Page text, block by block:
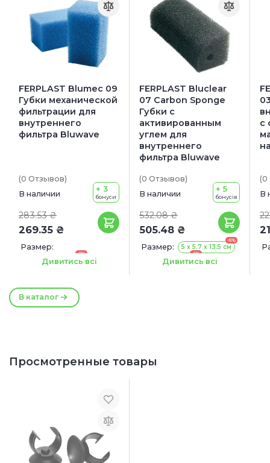
В каталог
FERPLAST Blumec 09
Губки механической
фильтрации для
внутреннего
фильтра Bluwave
(0 Отзывов)
В наличии
283.53 ₴
269.35 ₴
+ 3
бонуси
Размер:
-5%
4.3 x 5.3 x 19.7 см
-5%
Дивитись всі
FERPLAST Bluclear
07 Carbon Sponge
Губки с
активированным
углем для
внутреннего
фильтра Bluwave
(0 Отзывов)
В наличии
532.08 ₴
505.48 ₴
+ 5
бонусів
Размер:
-5%
5 x 5.7 x 13.5 см
-5%
6.5 x 6.3 x 19 см
-5%
Дивитись всі
с
(0
В
Просмотренные товары